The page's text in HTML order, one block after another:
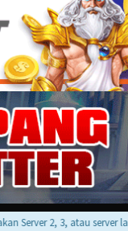
2, 3, atau server lain